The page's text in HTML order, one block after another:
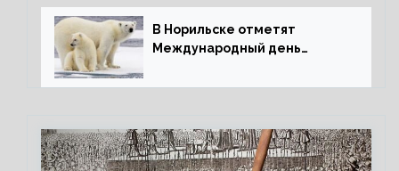
В Норильске отметят
Международный день